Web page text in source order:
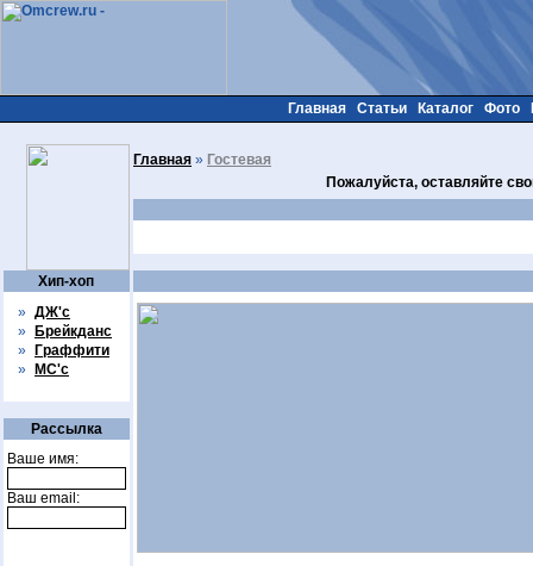
Хип-хоп
» ДЖ'с
»
Брейкданс
»
Граффити
»
МС'с
Рассылка
Ваше имя:
Ваш email:
Главная Статьи Каталог Фото
Главная » Гостевая
Пожалуйста, оставляйте